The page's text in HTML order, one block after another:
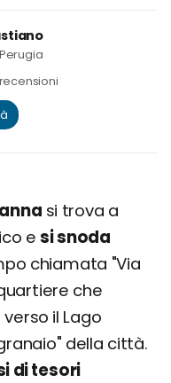
si trova a
esi snoda
chiamata "Via
che
il Lago
della città.
di tesori